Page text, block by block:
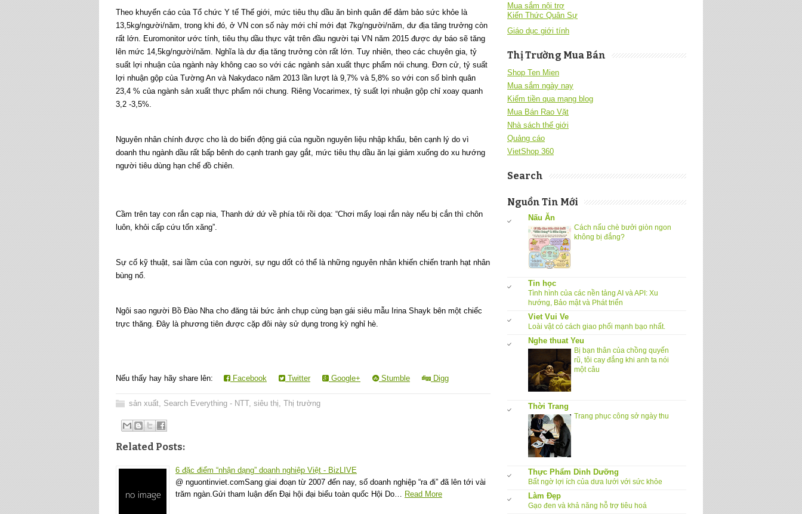
Theo khuyến cáo của Tổ chức Y tế Thế giới, mức tiêu thụ dầu ăn bình quân để đảm bảo sức khỏe là
13,5kg/người/năm, trong khi đó, ở VN con số này mới chỉ mới đạt 7kg/người/năm, dư địa tăng trưởng còn
rất lớn. Euromonitor ước tính, tiêu thụ dầu thực vật trên đầu người tại VN năm 2015 được dự báo sẽ tăng
lên mức 14,5kg/người/năm. Nghĩa là dư địa tăng trưởng còn rất lớn. Tuy nhiên, theo các chuyên gia, tỷ
suất lợi nhuận của ngành này không cao so với các ngành sản xuất thực phẩm nói chung. Đơn cử, tỷ suất
lợi nhuận gộp của Tường An và Nakydaco năm 2013 lần lượt là 9,7% và 5,8% so với con số bình quân
23,4 % của ngành sản xuất thực phẩm nói chung. Riêng Vocarimex, tỷ suất lợi nhuận gộp chỉ xoay quanh
3,2 -3,5%.
Nguyên nhân chính được cho là do biến động giá của nguồn nguyên liệu nhập khẩu, bên cạnh lý do vì
doanh thu ngành dầu rất bấp bênh do cạnh tranh gay gắt, mức tiêu thụ dầu ăn lại giảm xuống do xu hướng
người tiêu dùng hạn chế đồ chiên.
Cầm trên tay con rắn cạp nia, Thanh dứ dứ về phía tôi rồi dọa: “Chơi mấy loại rắn này nếu bị cắn thì chôn
luôn, khỏi cấp cứu tốn xăng”.
Sự cố kỹ thuật, sai lầm của con người, sự ngu dốt có thể là những nguyên nhân khiến chiến tranh hạt nhân
bùng nổ.
Ngôi sao người Bồ Đào Nha cho đăng tải bức ảnh chụp cùng bạn gái siêu mẫu Irina Shayk bên một chiếc
trực thăng. Đây là phương tiên được cặp đôi này sử dụng trong kỳ nghỉ hè.
Nếu thấy hay hãy share lên: Facebook Twitter Google+ Stumble Digg
sản xuất, Search Everything - NTT, siêu thị, Thị trường
Related Posts:
6 đặc điểm “nhận dạng” doanh nghiệp Việt - BizLIVE
@ nguontinviet.comSang giai đoạn từ 2007 đến nay, số doanh nghiệp “ra đi” đã lên tới vài
trăm ngàn.Gửi tham luận đến Đại hội đại biểu toàn quốc Hội Do…
Read More
Mua sắm nội trợ
Kiến Thức Quân Sự
Giáo dục giới tính
Thị Trường Mua Bán
Shop Ten Mien
Mua sắm ngày nay
Kiếm tiền qua mạng blog
Mua Bán Rao Vặt
Nhà sách thế giới
Quảng cáo
VietShop 360
Search
Nguồn Tin Mới
Nấu Ăn
Cách nấu chè bưởi giòn ngon
không bị đắng?
Tin học
Tình hình của các nền tảng AI và API: Xu
hướng, Bảo mật và Phát triển
Viet Vui Ve
Loài vật có cách giao phối mạnh bạo nhất.
Nghe thuat Yeu
Bị bạn thân của chồng quyến
rũ, tôi cay đắng khi anh ta nói
một câu
Thời Trang
Trang phục công sở ngày thu
Thực Phẩm Dinh Dưỡng
Bất ngờ lợi ích của dưa lưới với sức khỏe
Làm Đẹp
Gạo đen và khả năng hỗ trợ tiêu hoá